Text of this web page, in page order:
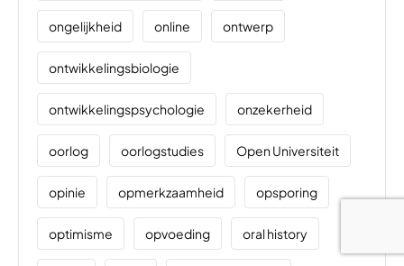
ongelijkheid online ontwerp
ontwikkelingsbiologie
ontwikkelingspsychologie onzekerheid
oorlog oorlogstudies Open Universiteit
opinie opmerkzaamheid opsporing
optimisme opvoeding oral history